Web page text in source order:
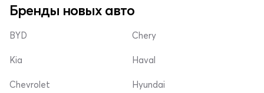
Бренды новых авто
BYD
Kia
Chevrolet
Chery
Haval
Hyundai